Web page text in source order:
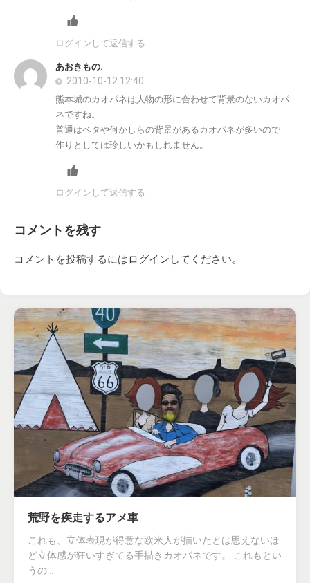
ログインして返信する
あおきもの.
2010-10-12 12:40
熊本城のカオパネは人物の形に合わせて背景のないカオパ
ネですね。
普通はベタや何かしらの背景があるカオパネが多いので
作りとしては珍しいかもしれません。
ログインして返信する
コメントを残す
コメントを投稿するにはログイン してください。
荒野を疾走するアメ車
これも、立体表現が得意な欧米人が描いたとは思えないほ
ど立体感が狂いすぎてる手描きカオパネです。 これもとい
うの...